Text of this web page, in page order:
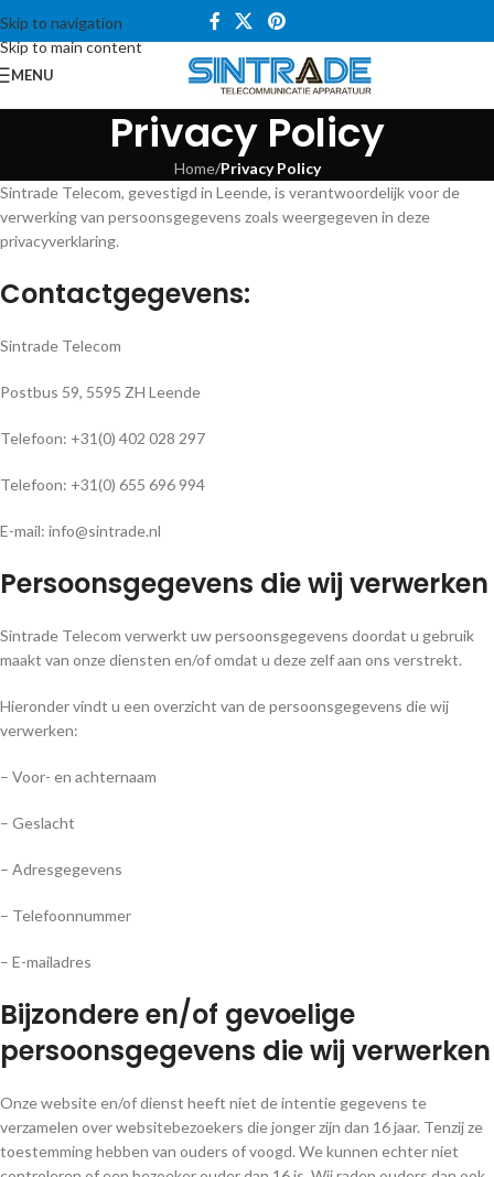
Skip to navigation
Skip to main content
MENU
Privacy Policy
Home/Privacy Policy
Sintrade Telecom, gevestigd in Leende, is verantwoordelijk voor de
verwerking van persoonsgegevens zoals weergegeven in deze
privacyverklaring.
Contactgegevens:
Sintrade Telecom
Postbus 59, 5595 ZH Leende
Telefoon: +31(0) 402 028 297
Telefoon: +31(0) 655 696 994
E-mail: info@sintrade.nl
Persoonsgegevens die wij verwerken
Sintrade Telecom verwerkt uw persoonsgegevens doordat u gebruik
maakt van onze diensten en/of omdat u deze zelf aan ons verstrekt.
Hieronder vindt u een overzicht van de persoonsgegevens die wij
verwerken:
– Voor- en achternaam
– Geslacht
– Adresgegevens
– Telefoonnummer
– E-mailadres
Bijzondere en/of gevoelige
persoonsgegevens die wij verwerken
Onze website en/of dienst heeft niet de intentie gegevens te
verzamelen over websitebezoekers die jonger zijn dan 16 jaar. Tenzij ze
toestemming hebben van ouders of voogd. We kunnen echter niet